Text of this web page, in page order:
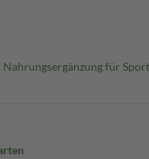
Nahrungsergänzung für